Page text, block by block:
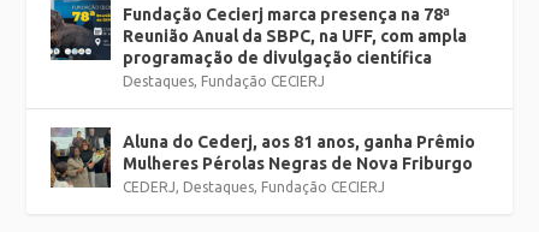
Fundação Cecierj marca presença na 78ª
Reunião Anual da SBPC, na UFF, com ampla
programação de divulgação científica
Destaques, Fundação CECIERJ
Aluna do Cederj, aos 81 anos, ganha Prêmio
Mulheres Pérolas Negras de Nova Friburgo
CEDERJ, Destaques, Fundação CECIERJ